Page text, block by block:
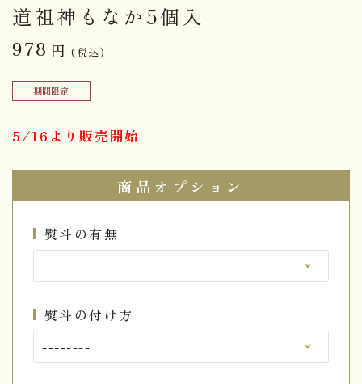
道祖神もなか5個入
978 円 (税込)
期間限定
5/16より販売開始
商品オプション
熨斗の有無
熨斗の付け方